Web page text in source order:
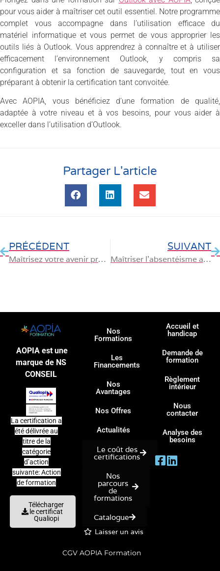
pour vous aider à maîtriser cet outil essentiel. Notre programme
complet vous accompagne dans l’utilisation efficace du
matériel informatique et vous permet de vous approprier les
outils liés à Outlook. Vous apprendrez à connaître et à utiliser
efficacement l’environnement Outlook, y compris sa
configuration et sa fonction de sauvegarde, tout en vous
préparant à obtenir la certification tant convoitée.
Avec AOPIA, vous bénéficiez d’une formation de qualité,
adaptée à votre niveau et à vos besoins, pour vous aider à
exceller dans l’utilisation d’Outlook.
Partager L'article
PRÉCÉDENT
Maîtrisez votre avenir professionnel avec des formations certifiantes
SUIVANT
Maîtriser l’absentéisme au travail : stratégies et impact de la formation continue
AOPIA est une
marque de NS
CONSEIL
La certification a
été délivrée au
titre de la
catégorie
d’action
suivante: Action
de formation
Télécharger
le certificat
Qualiopi
Nos
Formations
Les
Financements
Nos
Avantages
Nos Offres
Actualités
Le coût des
certifications
Nos
parcours
de
formations
Catalogue
Laisser un avis
Accueil et
handicap
Demande de
formation
Règlement
intérieur
Nous
contacter
Analyse des
besoins
CGV AOPIA Formation